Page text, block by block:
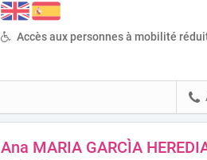
Accès aux personnes à mobilité
Ana MARIA GARCÌA